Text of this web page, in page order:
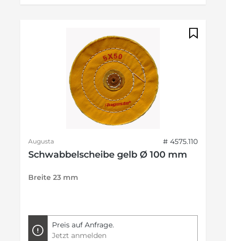
Augusta # 4575.110
Schwabbelscheibe gelb Ø 100 mm
Breite 23 mm
Preis auf Anfrage.
Jetzt anmelden